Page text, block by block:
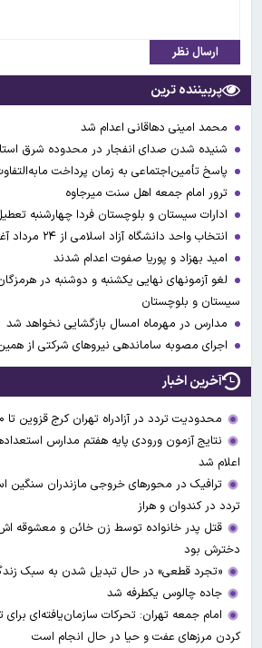
ارسال نظر
پربیننده ترین
محمد امینی دهاقانی اعدام شد
شنیده شدن صدای انفجار در محدوده شرق
پاسخ تأمین‌اجتماعی به زمان پرداخت
ترور امام جمعه اهل سنت میرجاوه
ادارات سیستان و بلوچستان فردا چهارشنبه
انتخاب واحد دانشگاه آزاد اسلامی از ۲۴ مرداد آغاز می شود
امید بهزاد و پوریا صفوت اعدام شدند
لغو آزمونهای نهایی یکشنبه و دوشنبه در
سیستان و بلوچستان
مدارس در مهرماه امسال بازگشایی نخواهد شد
اجرای مصوبه ساماندهی نیرو‌های شرکتی از
آخرین اخبار
محدودیت تردد در آزادراه تهران کرج قزوین تا ۲۰ شهریور/ جزئیات
نتایج آزمون ورودی پایه هفتم مدارس
اعلام شد
ترافیک در محورهای خروجی مازندران
تردد در کندوان و هراز
دخترش بود
«تجرد قطعی» در حال تبدیل شدن به سبک
جاده چالوس یکطرفه شد
امام جمعه تهران: تحرکات سازمان‌یافته‌ای برای
کردن مرزهای عفت و حیا در حال انجام است